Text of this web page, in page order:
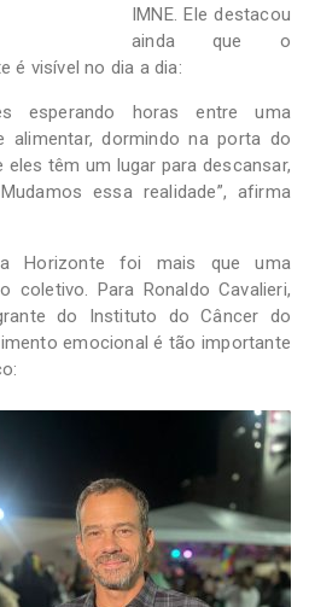
IMNE. Ele destacou
ainda que o
é visível no dia a dia:
esperando horas entre uma
dormindo na porta do
têm um lugar para descansar,
essa realidade”, afirma
Horizonte foi mais que uma
coletivo. Para Ronaldo Cavalieri,
do Instituto do Câncer do
emocional é tão importante